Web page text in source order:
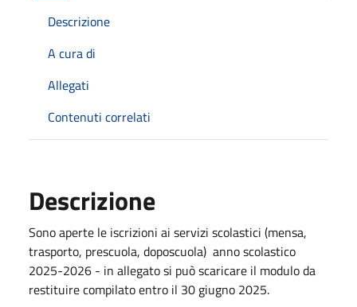
Descrizione
A cura di
Allegati
Contenuti correlati
Descrizione
Sono aperte le iscrizioni ai servizi scolastici (mensa,
trasporto, prescuola, doposcuola) anno scolastico
2025-2026 - in allegato si può scaricare il modulo da
restituire compilato entro il 30 giugno 2025.